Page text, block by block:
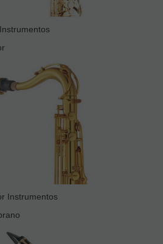
Instrumentos